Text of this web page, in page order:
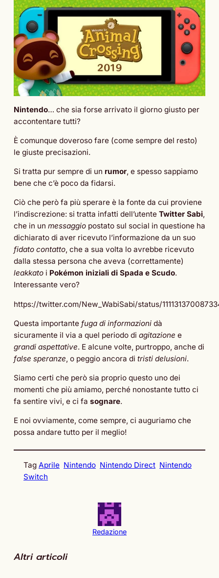
Nintendo… che sia forse arrivato il giorno giusto per
accontentare tutti?
È comunque doveroso fare (come sempre del resto)
le giuste precisazioni.
Si tratta pur sempre di un rumor, e spesso sappiamo
bene che c’è poco da fidarsi.
Ciò che però fa più sperare è la fonte da cui proviene
l’indiscrezione: si tratta infatti dell’utente Twitter Sabi,
che in un messaggio postato sul social in questione ha
dichiarato di aver ricevuto l’informazione da un suo
fidato contatto, che a sua volta lo avrebbe ricevuto
dalla stessa persona che aveva (correttamente)
leakkato i Pokémon iniziali di Spada e Scudo.
Interessante vero?
https://twitter.com/New_WabiSabi/status/
Questa importante fuga di informazioni dà
sicuramente il via a quel periodo di agitazione e
grandi aspettative. E alcune volte, purtroppo, anche di
false speranze, o peggio ancora di tristi delusioni.
Siamo certi che però sia proprio questo uno dei
momenti che più amiamo, perché nonostante tutto ci
fa sentire vivi, e ci fa sognare.
E noi ovviamente, come sempre, ci auguriamo che
possa andare tutto per il meglio!
Tag Aprile Nintendo Nintendo Direct Nintendo
Switch
Redazione
Altri articoli